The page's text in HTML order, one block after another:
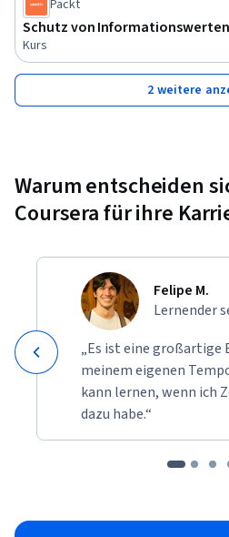
Verständnis von
Projektmanagement verfügen.
CISA-Erfahrungen erforderlich,
Governance und
Packt
Schutz von Informationswerten
Kurs
2 weitere
Warum entscheiden
Coursera für ihre
Felipe M.
Lernender
„Es ist eine großartige
meinem eigenen
kann lernen, wenn ich
dazu habe.“